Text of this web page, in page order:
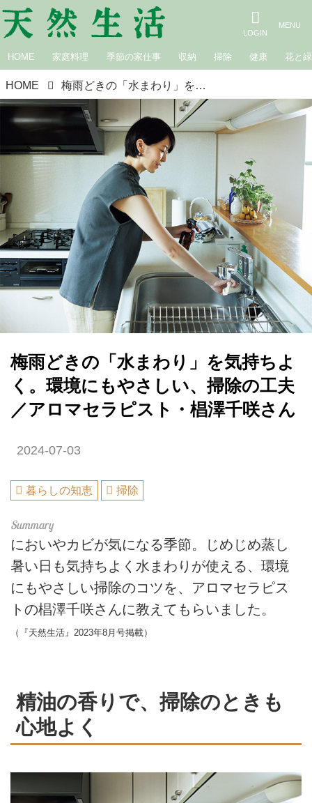
HOME 家庭料理 季節の家仕事 収納 掃除 健康 花と緑
HOME 梅雨どきの「水まわり」を気持ちよく。環境にもやさしい、掃除の工夫／アロマセラピスト・椙澤千咲さん
梅雨どきの「水まわり」を気持ちよ
く。環境にもやさしい、掃除の工夫
／アロマセラピスト・椙澤千咲さん
2024-07-03
暮らしの知恵 掃除
においやカビが気になる季節。じめじめ蒸し
暑い日も気持ちよく水まわりが使える、環境
にもやさしい掃除のコツを、アロマセラピス
トの椙澤千咲さんに教えてもらいました。
（『天然生活』2023年8月号掲載）
精油の香りで、掃除のときも
心地よく